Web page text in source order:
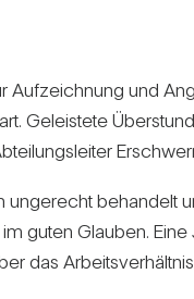
Auf­zeich­nung und
Geleis­tete
unge­recht behan­delt
guten Glauben.
das